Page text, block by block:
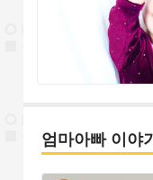
엄마아빠 이야